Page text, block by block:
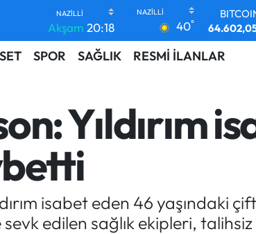
Akşam 20:18 40°
47,5986
EURO
55,0700
6513.94
BİST100
SPOR SAĞLIK RESMİ İLANLAR
Yıldırım
isabet eden 46 yaşındaki
edilen sağlık ekipleri,